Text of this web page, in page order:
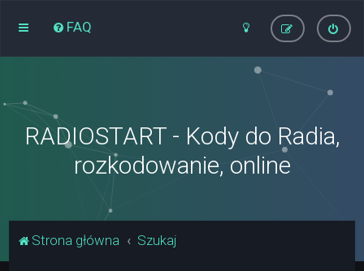
FAQ
RADIOSTART - Kody do Radia,
rozkodowanie, online
Strona główna Szukaj